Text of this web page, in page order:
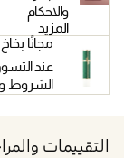
والاحكام
المزيد
مجانًا
الشروط
التقييمات